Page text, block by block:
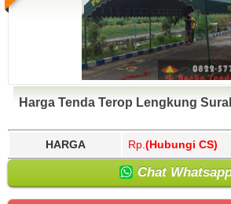
Harga Tenda Terop Lengkung
HARGA Rp. (Hubungi CS)
Chat